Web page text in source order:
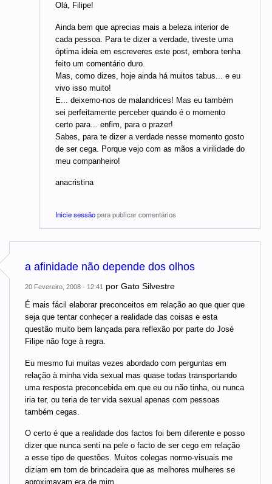
Olá, Filipe!
Ainda bem que aprecias mais a beleza interior de
cada pessoa. Para te dizer a verdade, tiveste uma
óptima ideia em escreveres este post, embora tenha
feito um comentário duro.
Mas, como dizes, hoje ainda há muitos tabus... e eu
vivo isso muito!
E... deixemo-nos de malandrices! Mas eu também
sei perfeitamente perceber quando é o momento
certo para... enfim, para o prazer!
Sabes, para te dizer a verdade nesse momento gosto
de ser cega. Porque vejo com as mãos a virilidade do
meu companheiro!
anacristina
Inicie sessãopara publicar comentários
a afinidade não depende dos olhos
20 Fevereiro, 2008 - 12:41 por Gato Silvestre
É mais fácil elaborar preconceitos em relação ao que quer que
seja que tentar conhecer a realidade das coisas e esta
questão muito bem lançada para reflexão por parte do José
Filipe não foge à regra.
Eu mesmo fui muitas vezes abordado com perguntas em
relação à minha vida sexual mas quase todas transportando
uma resposta preconcebida em que eu ou não tinha, ou nunca
iria ter, ou teria de ter vida sexual apenas com pessoas
também cegas.
O certo é que a realidade dos factos foi bem diferente e posso
dizer que nunca senti na pele o facto de ser cego em relação
a esse tipo de questões. Muitos colegas normo-visuais me
diziam em tom de brincadeira que as melhores mulheres se
aproximavam era de mim.